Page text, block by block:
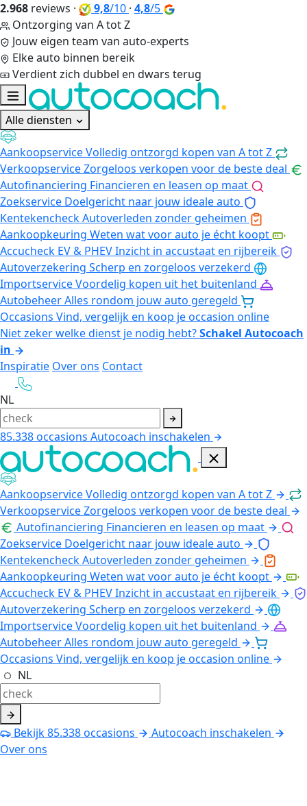
2.968 reviews · 9,8/10 · 4,8/5
Ontzorging van A tot Z
Jouw eigen team van auto-experts
Elke auto binnen bereik
Verdient zich dubbel en dwars terug
Alle diensten
AankoopserviceVolledig ontzorgd kopen van A tot Z
VerkoopserviceZorgeloos verkopen voor de beste deal
Autofinanciering Financieren en leasen op maat
Zoekservice Doelgericht naar jouw ideale auto
KentekencheckAutoverleden zonder geheimen
Aankoopkeuring Weten wat voor auto je écht koopt
Accucheck EV & PHEVInzicht in accustaat en rijbereik
Autoverzekering Scherp en zorgeloos verzekerd
ImportserviceVoordelig kopen uit het buitenland
AutobeheerAlles rondom jouw auto geregeld
Occasions Vind, vergelijk en koop je occasion online
Niet zeker welke dienst je nodig hebt?Schakel Autocoach
in
Inspiratie Over ons Contact
NL
85.338occasions Autocoach inschakelen
AankoopserviceVolledig ontzorgd kopen van A tot Z
VerkoopserviceZorgeloos verkopen voor de beste deal
Autofinanciering Financieren en leasen op maat
Zoekservice Doelgericht naar jouw ideale auto
KentekencheckAutoverleden zonder geheimen
Aankoopkeuring Weten wat voor auto je écht koopt
Accucheck EV & PHEVInzicht in accustaat en rijbereik
Autoverzekering Scherp en zorgeloos verzekerd
ImportserviceVoordelig kopen uit het buitenland
AutobeheerAlles rondom jouw auto geregeld
Occasions Vind, vergelijk en koop je occasion online
NL
Bekijk85.338occasions
Autocoach inschakelen
Over ons